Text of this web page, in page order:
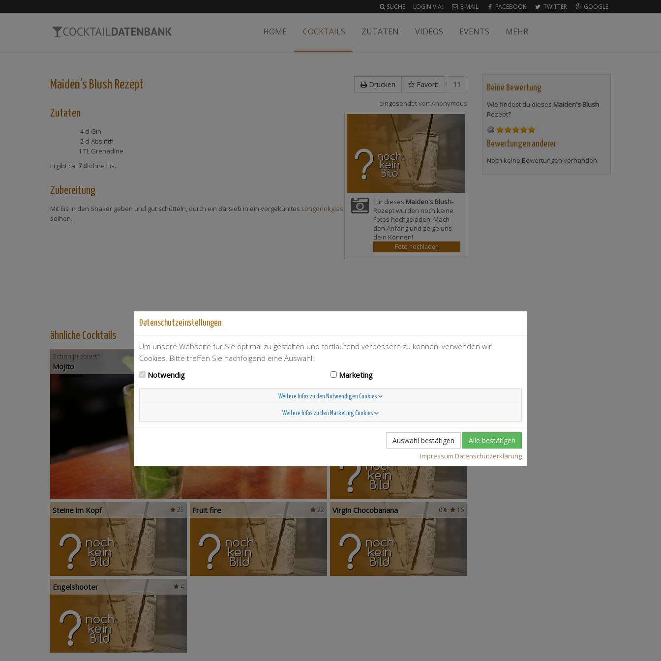
SUCHE LOGIN VIA: E-MAIL FACEBOOK TWITTER GOOGLE
HOME COCKTAILS ZUTATEN VIDEOS EVENTS MEHR
Drucken Favorit 11
Maiden's Blush Rezept
eingesendet von Anonymous
Für dieses Maiden's Blush-
Rezept wurden noch keine
Fotos hochgeladen. Mach
den Anfang und zeige uns
dein Können!
Foto hochladen
Zutaten
4 cl Gin
2 cl Absinth
1 TL Grenadine
Ergibt ca. 7 cl ohne Eis.
Zubereitung
Mit Eis in den Shaker geben und gut schütteln, durch ein Barsieb in ein vorgekühltes Longdrinkglas
seihen.
ähnliche Cocktails
468
Schon probiert?
Mojito
37
Scandinavian Sunshine
25
Steine im Kopf 22
Fruit fire 16
0%
Virgin Chocobanana
4
Engelshooter
Deine Bewertung
Wie findest du dieses Maiden's Blush-
Rezept?
Bewertungen anderer
Noch keine Bewertungen vorhanden.
Datenschutzeinstellungen
Um unsere Webseite für Sie optimal zu gestalten und fortlaufend verbessern zu können, verwenden wir
Cookies. Bitte treffen Sie nachfolgend eine Auswahl:
Notwendig
Marketing
Weitere Infos zu den Notwendigen Cookies
Weitere Infos zu den Marketing Cookies
Auswahl bestätigen Alle bestätigen
Impressum Datenschutzerklärung